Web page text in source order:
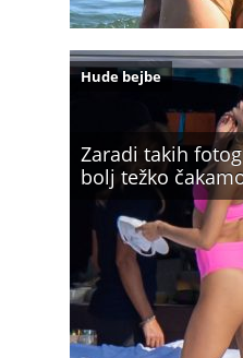
Zaradi takih
bolj težko
Hude bejbe